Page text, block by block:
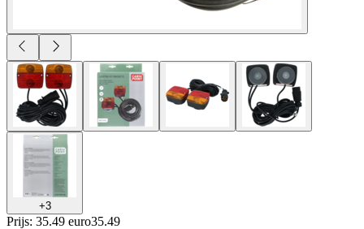
+3
Prijs: 35.49 euro35.49